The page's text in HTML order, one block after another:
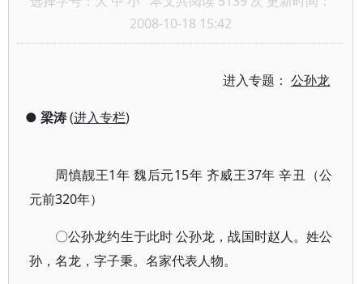
2008-10-18 15:42
进入专题：公孙龙
● 梁涛(进入专栏)
周慎靓王1年 魏后元15年 齐威王37年 辛丑（公
元前320年）
〇公孙龙约生于此时 公孙龙，战国时赵人。姓公
孙，名龙，字子秉。名家代表人物。